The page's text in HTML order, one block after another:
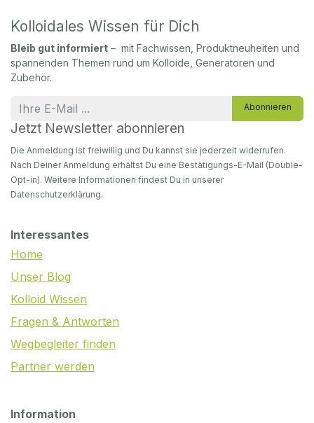
Kolloidales Wissen für Dich
Bleib gut informiert – mit Fachwissen, Produktneuheiten und
spannenden Themen rund um Kolloide, Generatoren und
Zubehör.
Abonnieren
Jetzt Newsletter abonnieren
Die Anmeldung ist freiwillig und Du kannst sie jederzeit widerrufen.
Nach Deiner Anmeldung erhältst Du eine Bestätigungs-E-Mail (Double-
Opt-in). Weitere Informationen findest Du in unserer
Datenschutzerklärung.
Interessantes
Home
Unser Blog
Kolloid Wissen
Fragen & Antworten
Wegbegleiter finden
Partner werden
Information